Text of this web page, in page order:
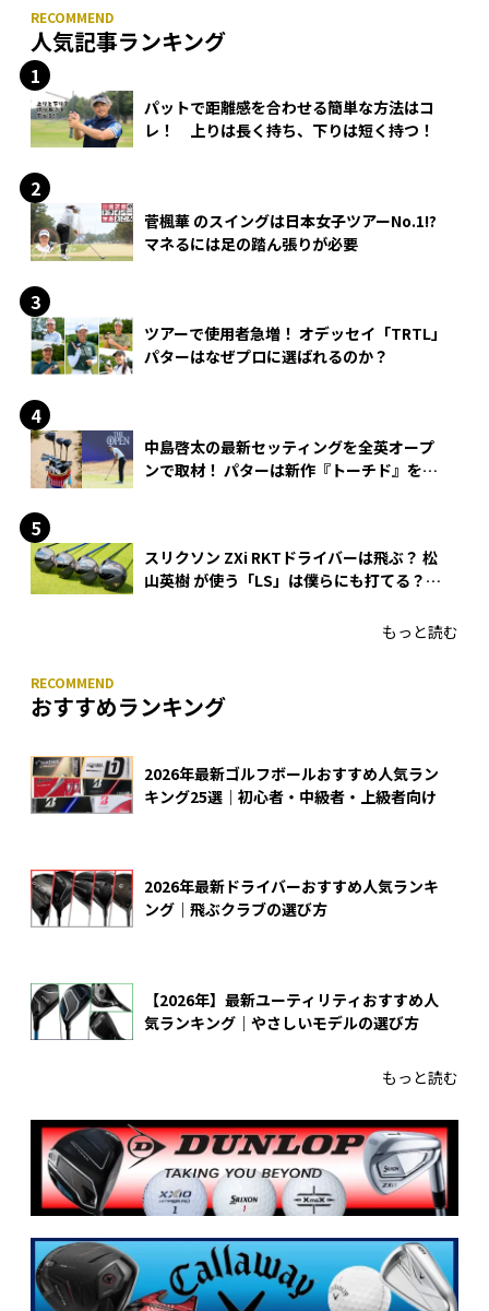
人気記事ランキング
パットで距離感を合わせる簡単な方法はコ
レ！ 上りは長く持ち、下りは短く持つ！
菅楓華 のスイングは日本女子ツアーNo.1!?
マネるには足の踏ん張りが必要
ツアーで使用者急増！ オデッセイ「TRTL」
パターはなぜプロに選ばれるのか？
中島啓太の最新セッティングを全英オープ
ンで取材！ パターは新作『トーチド』を投
スリクソン ZXi RKTドライバーは飛ぶ？ 松
山英樹 が使う「LS」は僕らにも打てる？
もっと読む
おすすめランキング
2026年最新ゴルフボールおすすめ人気ラン
キング25選｜初心者・中級者・上級者向け
2026年最新ドライバーおすすめ人気ランキ
ング｜飛ぶクラブの選び方
【2026年】最新ユーティリティおすすめ人
気ランキング｜やさしいモデルの選び方
もっと読む